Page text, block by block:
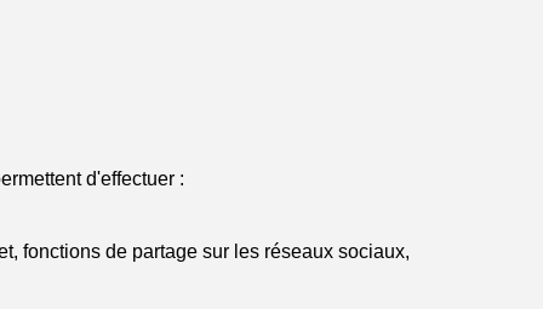
d'effectuer :
fonctions de partage sur les réseaux sociaux,